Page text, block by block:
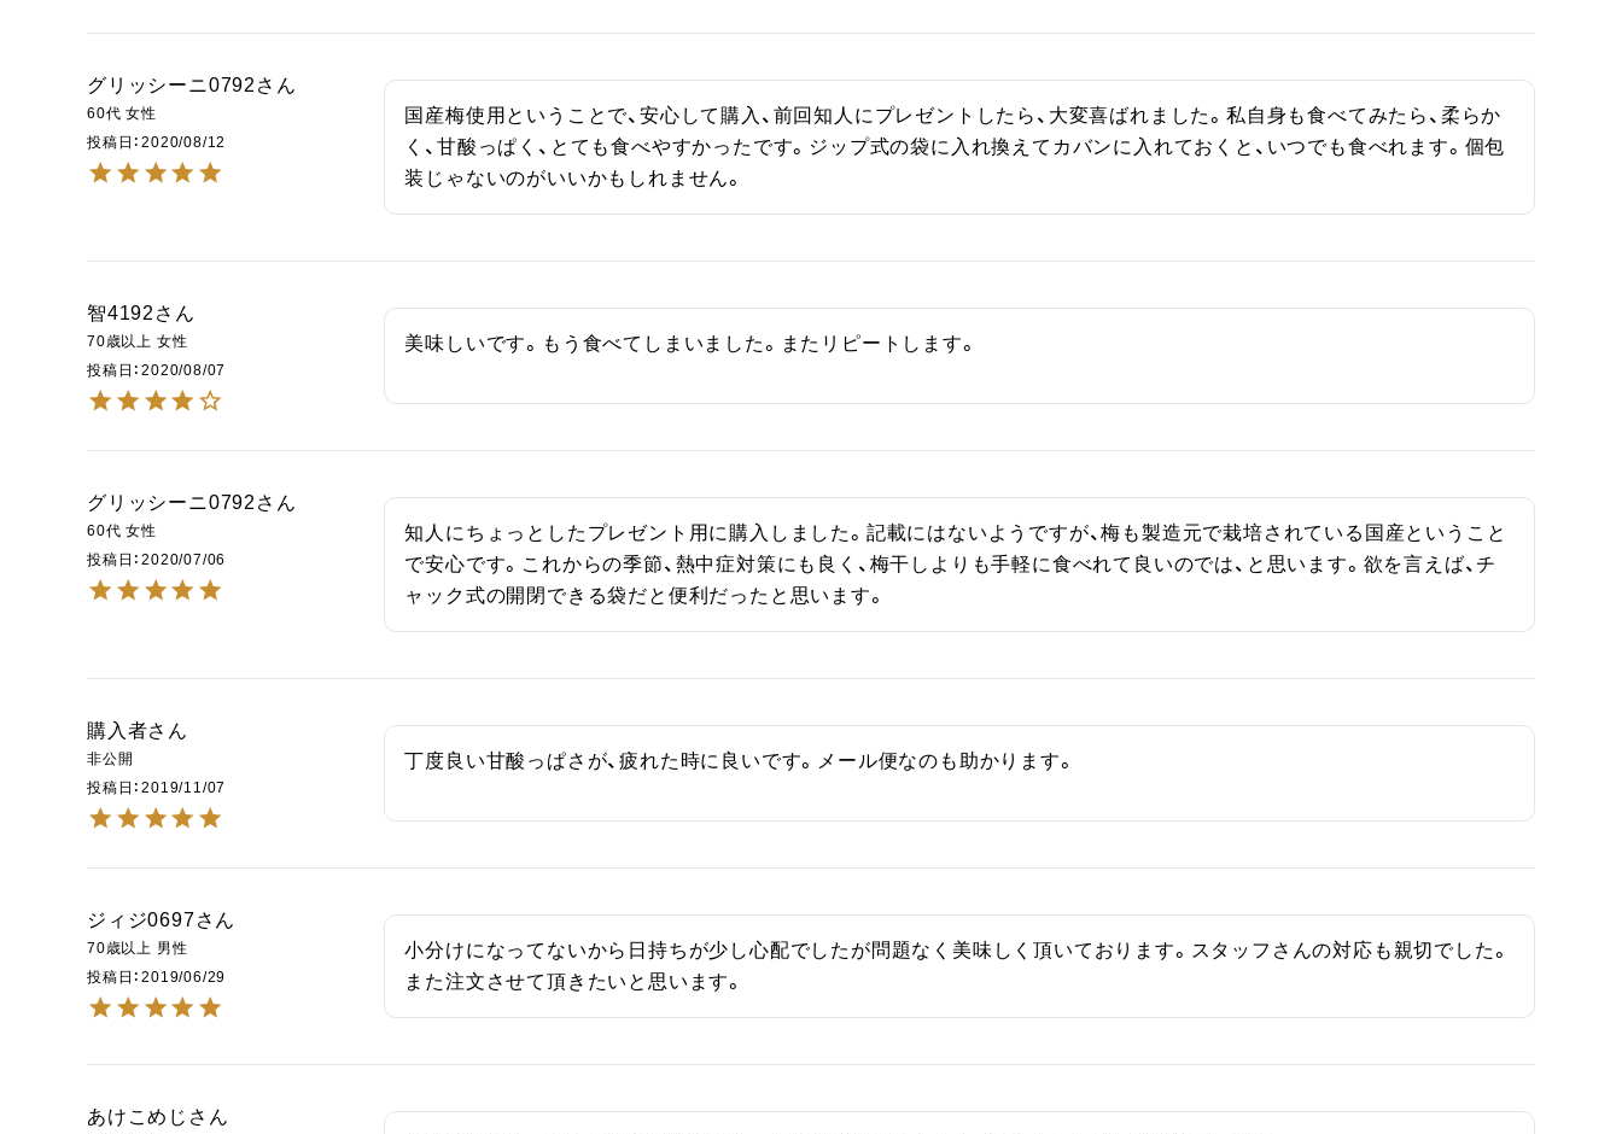
グリッシーニ0792
60代 女性
投稿日
2020/08/12
国産梅使用ということで、安心して購入、前回知人にプレゼントしたら、大変喜ばれました。私自身も食べてみたら、柔らか
く、甘酸っぱく、とても食べやすかったです。ジップ式の袋に入れ換えてカバンに入れておくと、いつでも食べれます。個包
装じゃないのがいいかもしれません。
智4192
70歳以上 女性
投稿日
2020/08/07
美味しいです。もう食べてしまいました。またリピートします。
グリッシーニ0792
60代 女性
投稿日
2020/07/06
知人にちょっとしたプレゼント用に購入しました。記載にはないようですが、梅も製造元で栽培されている国産ということ
で安心です。これからの季節、熱中症対策にも良く、梅干しよりも手軽に食べれて良いのでは、と思います。欲を言えば、チ
ャック式の開閉できる袋だと便利だったと思います。
購入者
非公開
投稿日
2019/11/07
丁度良い甘酸っぱさが、疲れた時に良いです。メール便なのも助かります。
ジィジ0697
70歳以上 男性
投稿日
2019/06/29
小分けになってないから日持ちが少し心配でしたが問題なく美味しく頂いております。スタッフさんの対応も親切でした。
また注文させて頂きたいと思います。
あけこめじ